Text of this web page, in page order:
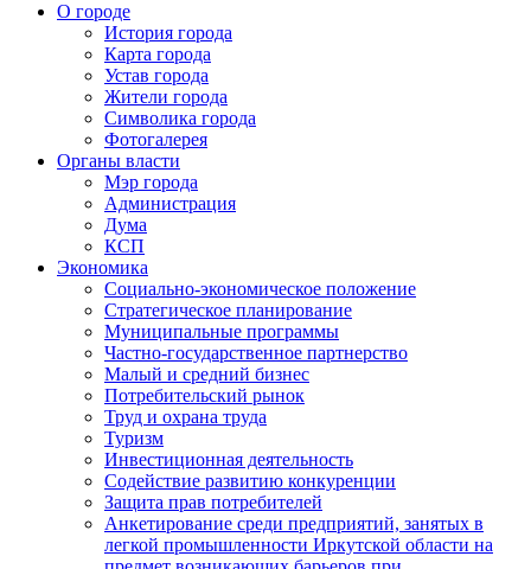
О городе
История города
Карта города
Устав города
Жители города
Символика города
Фотогалерея
Органы власти
Мэр города
Администрация
Дума
КСП
Экономика
Социально-экономическое положение
Стратегическое планирование
Муниципальные программы
Частно-государственное партнерство
Малый и средний бизнес
Потребительский рынок
Труд и охрана труда
Туризм
Инвестиционная деятельность
Содействие развитию конкуренции
Защита прав потребителей
Анкетирование среди предприятий, занятых в
легкой промышленности Иркутской области на